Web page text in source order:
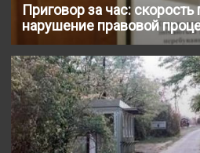
Приговор за час:
нарушение правовой